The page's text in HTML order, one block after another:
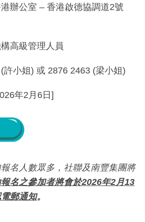
辦公室 – 香港啟德協調道2號
高級管理人員
許小姐) 或 2876 2463 (梁小姐)
年2月6日]
名人數眾多，社聯及南豐集團將
名之參加者將會於2026年2月13
郵通知。